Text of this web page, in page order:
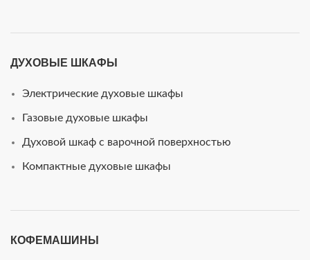
ДУХОВЫЕ ШКАФЫ
Электрические духовые шкафы
Газовые духовые шкафы
Духовой шкаф с варочной поверхностью
Компактные духовые шкафы
КОФЕМАШИНЫ